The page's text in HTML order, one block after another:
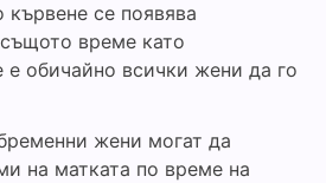
се появява
време като
е обичайно всички жени да го
жени могат да
на матката по време на